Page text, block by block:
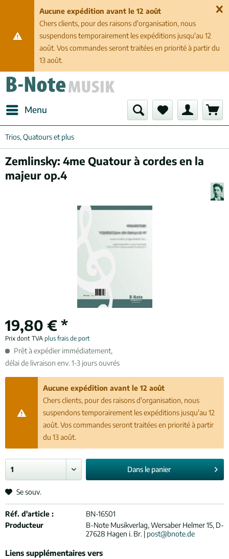
Aucune expédition avant le 12 août
Chers clients, pour des raisons d'organisation, nous
suspendons temporairement les expéditions jusqu'au 12
août. Vos commandes seront traitées en priorité à partir du
13 août.
Menu
Trios, Quatours et plus
Zemlinsky: 4me Quatour à cordes en la
majeur op.4
19,80 € *
Prix dont TVA plus frais de port
Prêt à expédier immédiatement,
délai de livraison env. 1-3 jours ouvrés
Aucune expédition avant le 12 août
Chers clients, pour des raisons d'organisation, nous
suspendons temporairement les expéditions jusqu'au 12
août. Vos commandes seront traitées en priorité à partir
du 13 août.
Dans le panier
Se souv.
Réf. d'article :
BN-16501
Producteur
B-Note Musikverlag, Wersaber Helmer 15, D-
27628 Hagen i. Br. | post@bnote.de
Liens supplémentaires vers